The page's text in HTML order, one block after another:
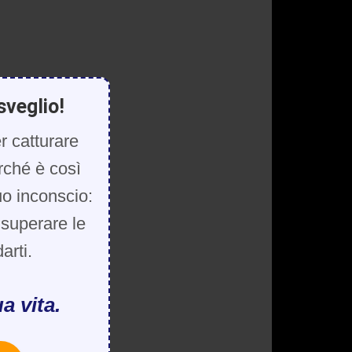
catturare
è così
inconscio:
le
vita.